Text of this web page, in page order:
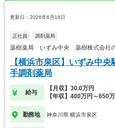
更新日：2026年6月18日
正社員 調剤薬局
薬樹薬局 いずみ中央 薬樹株式会社
【横浜市泉区】いずみ中
手調剤薬局
給与
【月収】30.0万円
【年収】400万円～650
勤務地 神奈川県 横浜市泉区